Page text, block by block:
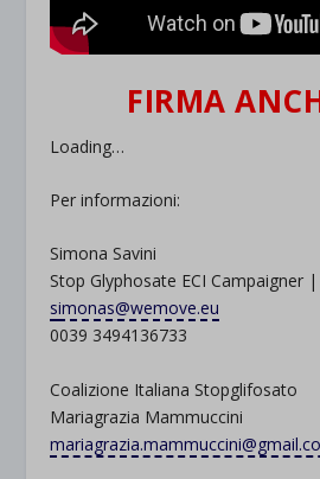
FIRMA
Loading…
Per informazioni:
Simona Savini
Stop Glyphosate ECI Campaigner
simonas@wemove.eu
0039 3494136733
Coalizione Italiana Stopglifosato
Mariagrazia Mammuccini